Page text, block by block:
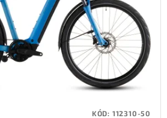
KÓD: 112310-50